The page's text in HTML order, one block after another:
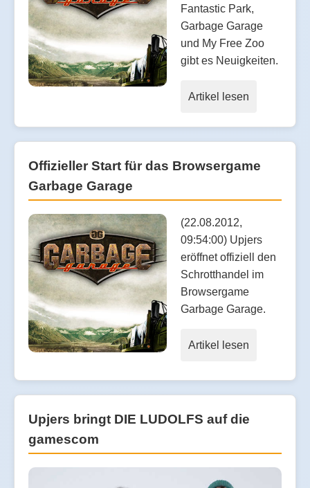
Fantastic Park,
Garbage Garage
und My Free Zoo
gibt es Neuigkeiten.
Artikel lesen
Offizieller Start für das Browsergame
Garbage Garage
(22.08.2012,
09:54:00) Upjers
eröffnet offiziell den
Schrotthandel im
Browsergame
Garbage Garage.
Artikel lesen
Upjers bringt DIE LUDOLFS auf die
gamescom